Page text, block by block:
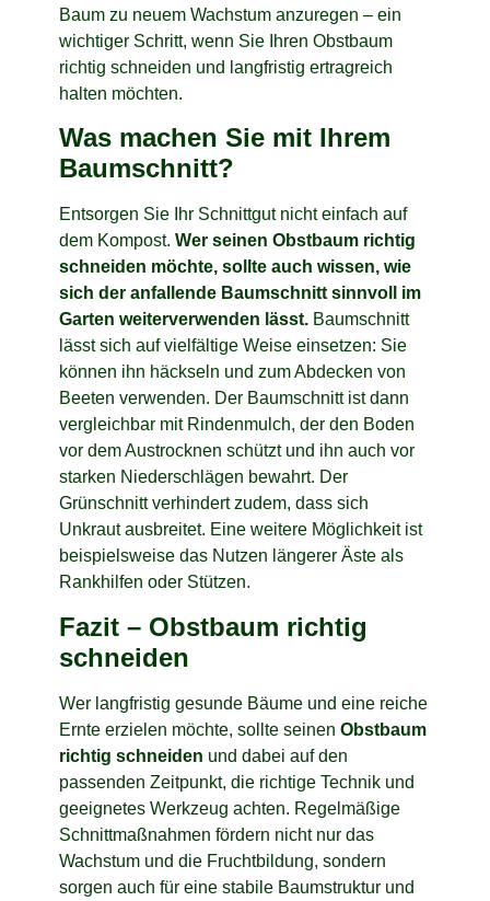
Baum zu neuem Wachstum anzuregen – ein
wichtiger Schritt, wenn Sie Ihren Obstbaum
richtig schneiden und langfristig ertragreich
halten möchten.
Was machen Sie mit Ihrem
Baumschnitt?
Entsorgen Sie Ihr Schnittgut nicht einfach auf
dem Kompost. Wer seinen Obstbaum richtig
schneiden möchte, sollte auch wissen, wie
sich der anfallende Baumschnitt sinnvoll im
Garten weiterverwenden lässt. Baumschnitt
lässt sich auf vielfältige Weise einsetzen: Sie
können ihn häckseln und zum Abdecken von
Beeten verwenden. Der Baumschnitt ist dann
vergleichbar mit Rindenmulch, der den Boden
vor dem Austrocknen schützt und ihn auch vor
starken Niederschlägen bewahrt. Der
Grünschnitt verhindert zudem, dass sich
Unkraut ausbreitet. Eine weitere Möglichkeit ist
beispielsweise das Nutzen längerer Äste als
Rankhilfen oder Stützen.
Fazit – Obstbaum richtig
schneiden
Wer langfristig gesunde Bäume und eine reiche
Ernte erzielen möchte, sollte seinen Obstbaum
richtig schneiden und dabei auf den
passenden Zeitpunkt, die richtige Technik und
geeignetes Werkzeug achten. Regelmäßige
Schnittmaßnahmen fördern nicht nur das
Wachstum und die Fruchtbildung, sondern
sorgen auch für eine stabile Baumstruktur und